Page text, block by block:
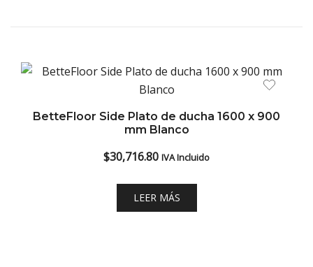
BetteFloor Side Plato de ducha 1600 x 900
mm Blanco
$30,716.80 IVA Incluido
LEER MÁS